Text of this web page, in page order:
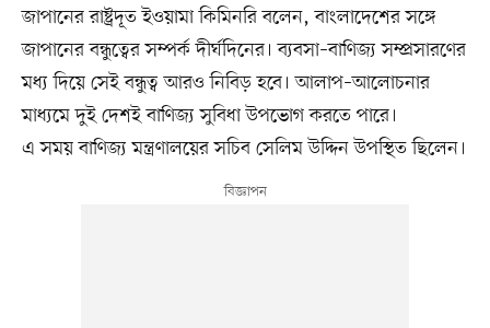
জাপানের রাষ্ট্রদূত ইওয়ামা কিমিনরি বলেন, বাংলাদেশের সঙ্গে
জাপানের বন্ধুত্বের সম্পর্ক দীর্ঘদিনের। ব্যবসা–বাণিজ্য সম্প্রসারণের
মধ্য দিয়ে সেই বন্ধুত্ব আরও নিবিড় হবে। আলাপ–আলোচনার
মাধ্যমে দুই দেশই বাণিজ্য সুবিধা উপভোগ করতে পারে।
এ সময় বাণিজ্য মন্ত্রণালয়ের সচিব সেলিম উদ্দিন উপস্থিত ছিলেন।